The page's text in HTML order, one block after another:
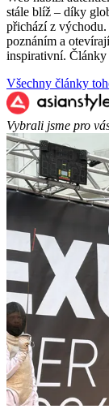
stále blíž – díky
přichází z
poznáním a
inspirativní. Články
Všechny články
Vybrali jsme pro